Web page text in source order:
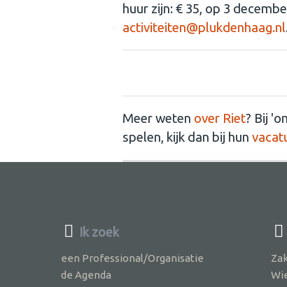
huur zijn: € 35, op 3
activiteiten@plukdenhaag.nl
Meer weten over Riet? Bij
spelen, kijk dan bij hun
Ik zoek
een Professional/Organisatie
de Agenda